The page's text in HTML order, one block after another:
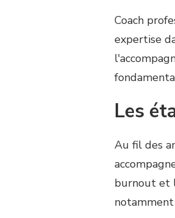
Coach
expertise
Les
Au fil des
burnout et